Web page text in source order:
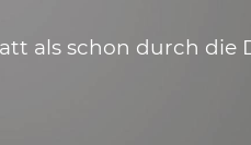
als schon durch die